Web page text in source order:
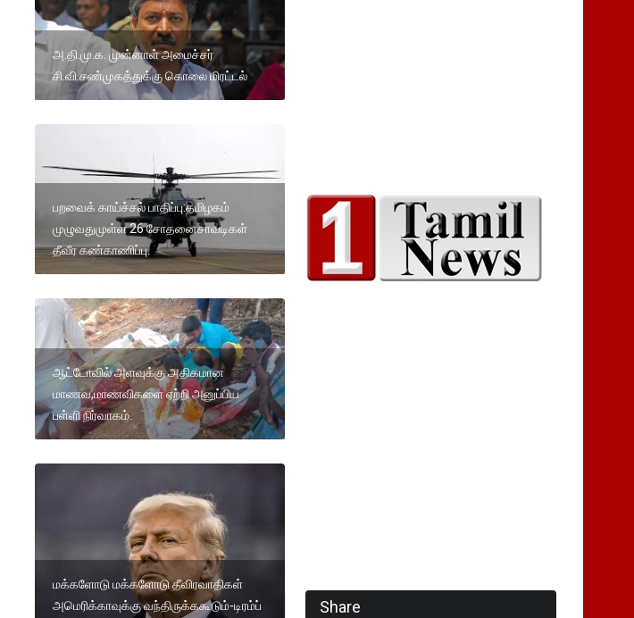
அ.தி.மு.க. முன்னாள் அமைச்சர்
சி.வி.சண்முகத்துக்கு கொலை மிரட்டல்
பறவைக் காய்ச்சல் பாதிப்பு:தமிழகம்
முழுவதுமுள்ள 26 சோதனைசாவடிகள்
தீவீர கண்காணிப்பு.
ஆட்டோவில் அளவுக்கு அதிகமான
மாணவ,மாணவிகளை ஏற்றி அனுப்பிய
பள்ளி நிர்வாகம்.
மக்களோடு மக்களோடு தீவிரவாதிகள்
அமெரிக்காவுக்கு வந்திருக்ககூடும்-டிரம்ப்
Share